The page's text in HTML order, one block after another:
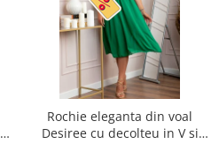
Rochie eleganta din voal
Desiree cu decolteu in V si